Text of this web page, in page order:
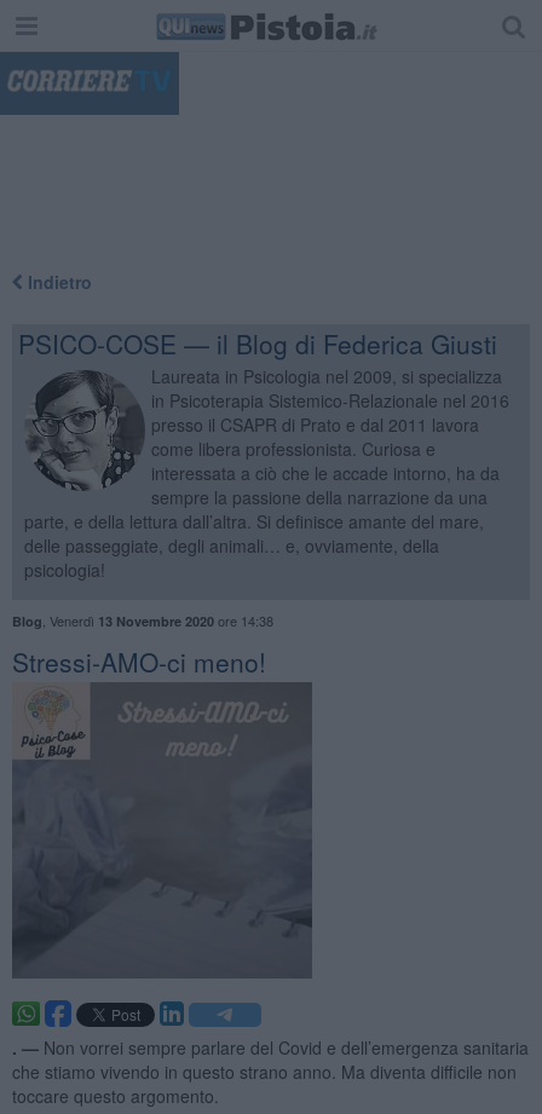
Indietro
PSICO-COSE — il Blog di Federica Giusti
Laureata in Psicologia nel 2009, si specializza
in Psicoterapia Sistemico-Relazionale nel 2016
presso il CSAPR di Prato e dal 2011 lavora
come libera professionista. Curiosa e
interessata a ciò che le accade intorno, ha da
sempre la passione della narrazione da una
parte, e della lettura dall’altra. Si definisce amante del mare,
delle passeggiate, degli animali… e, ovviamente, della
psicologia!
Blog Venerdì 13 Novembre 2020ore 14:38
​Stressi-AMO-ci meno!
. — Non vorrei sempre parlare del Covid e dell’emergenza sanitaria
che stiamo vivendo in questo strano anno. Ma diventa difficile non
toccare questo argomento.